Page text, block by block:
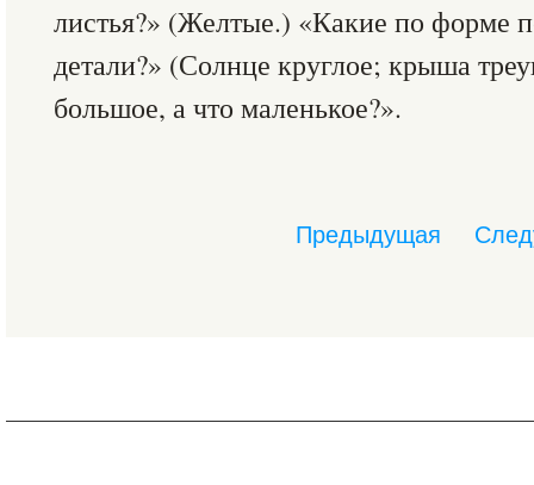
листья?» (Желтые.) «Какие по форме
детали?» (Солнце круглое; крыша
большое, а что маленькое?».
Предыдущая